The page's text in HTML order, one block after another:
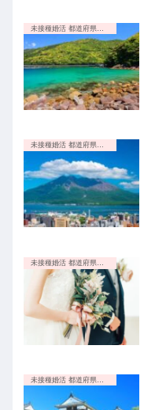
未接種婚活 都道府県別の特徴
未接種婚活 都道府県別の特徴